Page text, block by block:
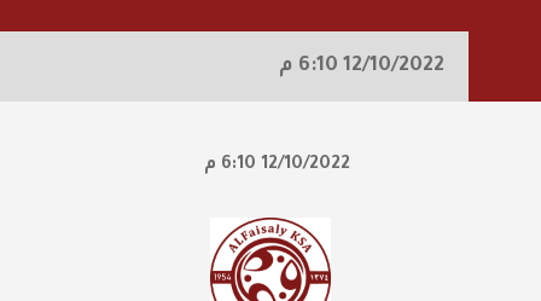
12/10/2022
12/10/2022